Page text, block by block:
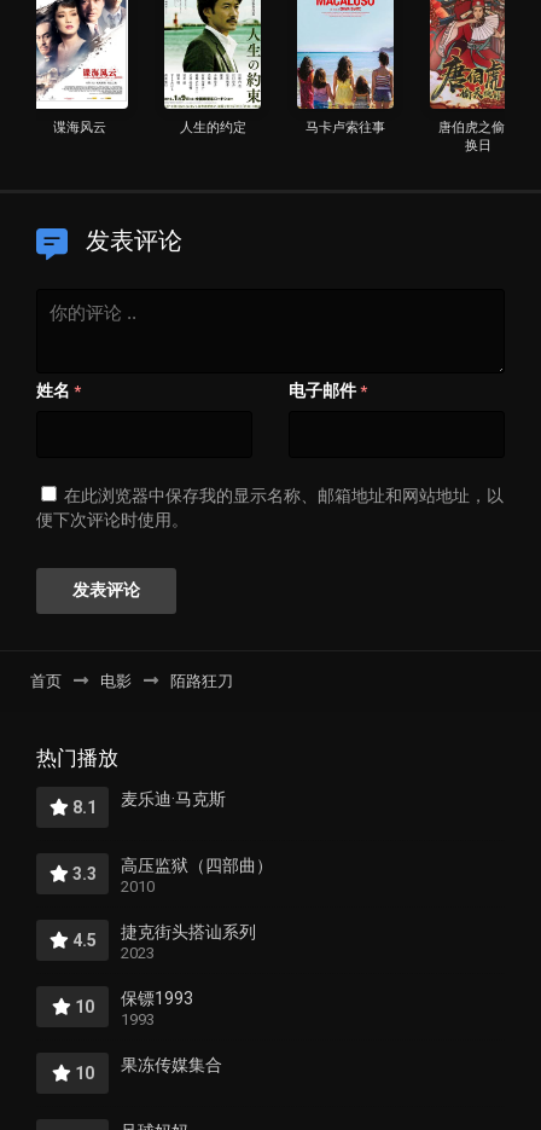
谍海风云 人生的约定 马卡卢索往事
唐伯虎之偷天
换日
发表评论
姓名 * 电子邮件 *
在此浏览器中保存我的显示名称、邮箱地址和网站地址，以
便下次评论时使用。
首页 电影 陌路狂刀
热门播放
8.1 麦乐迪·马克斯
3.3 高压监狱（四部曲）
2010
4.5 捷克街头搭讪系列
2023
10 保镖1993
1993
10 果冻传媒集合